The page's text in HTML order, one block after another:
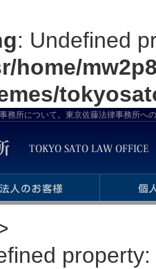
: Undefined
home/
務所について。東京佐藤法律事務所へ